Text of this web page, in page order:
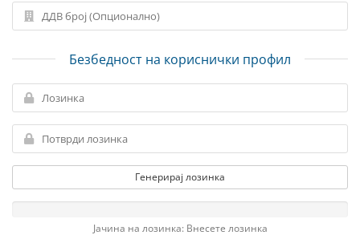
Безбедност на кориснички профил
Генерирај лозинка
Јачина на лозинка: Внесете лозинка